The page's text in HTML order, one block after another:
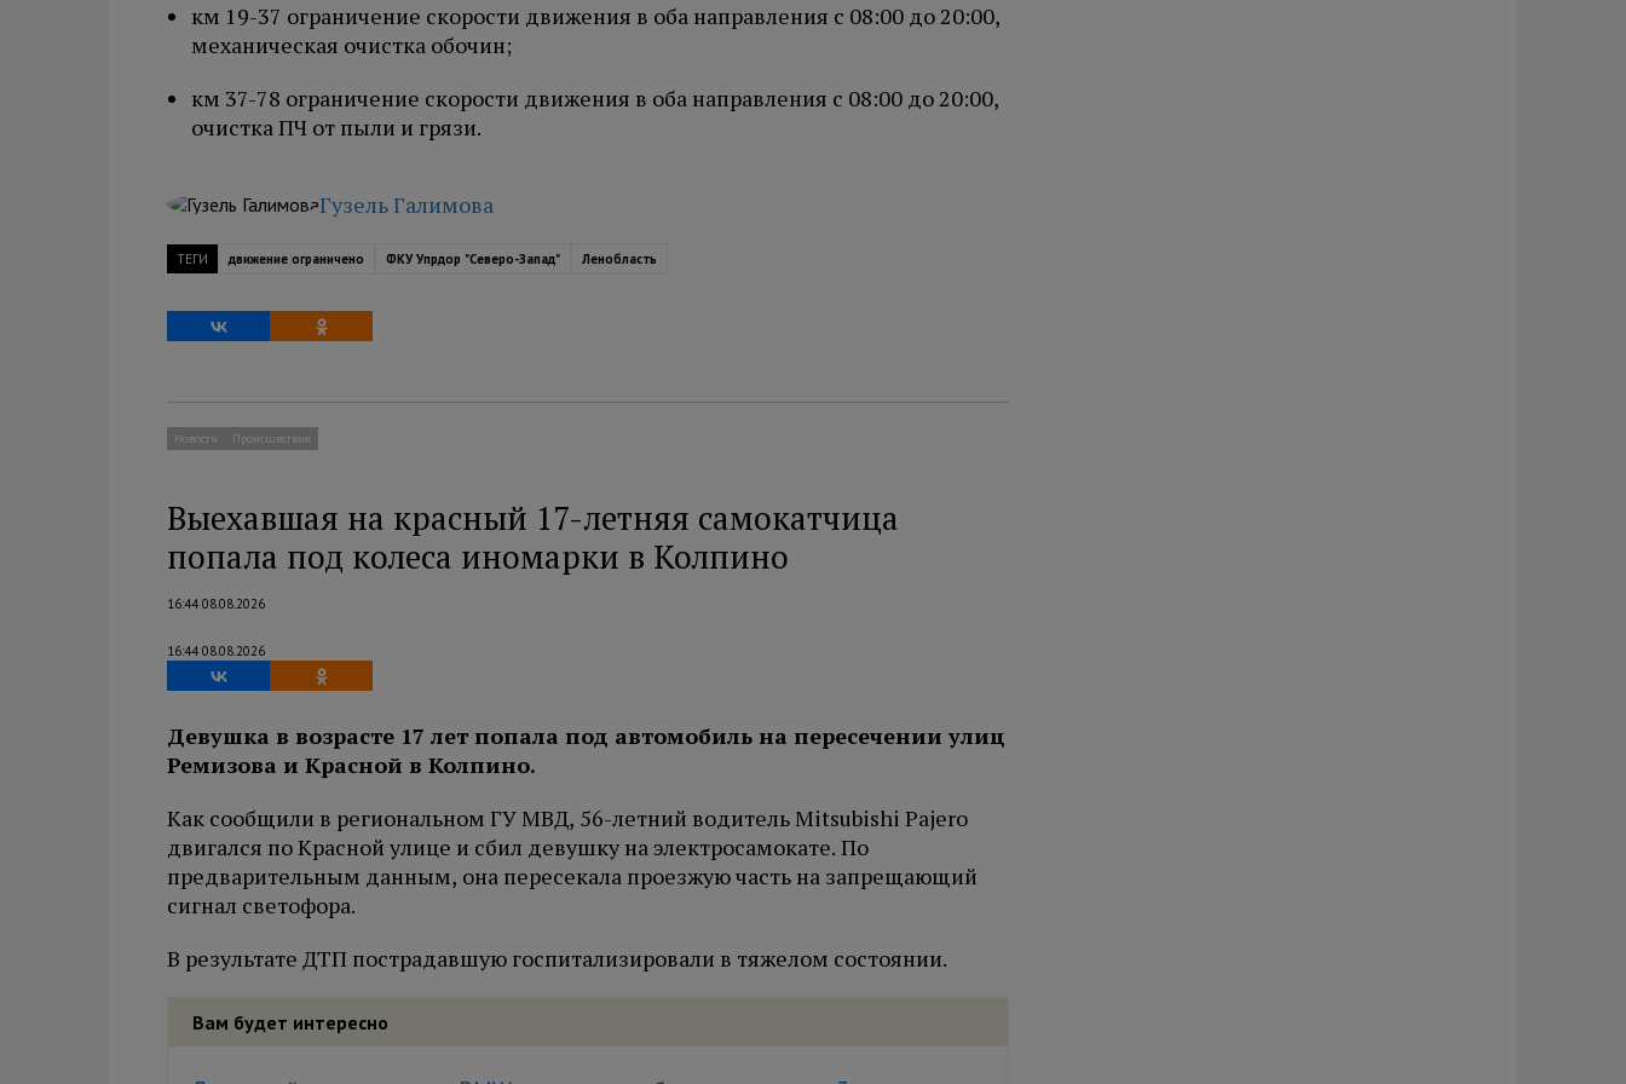
км 19-37 ограничение скорости движения в оба направления с 08:00 до 20:00,
механическая очистка обочин;
км 37-78 ограничение скорости движения в оба направления с 08:00 до 20:00,
очистка ПЧ от пыли и грязи.
Гузель Галимова
ТЕГИ движение ограничено ФКУ Упрдор "Северо-Запад" Ленобласть
Новости Происшествия
Выехавшая на красный 17-летняя самокатчица
попала под колеса иномарки в Колпино
16:44 08.08.2026
16:44 08.08.2026
Девушка в возрасте 17 лет попала под автомобиль на пересечении улиц
Ремизова и Красной в Колпино.
Как сообщили в региональном ГУ МВД, 56-летний водитель Mitsubishi Pajero
двигался по Красной улице и сбил девушку на электросамокате. По
предварительным данным, она пересекала проезжую часть на запрещающий
сигнал светофора.
В результате ДТП пострадавшую госпитализировали в тяжелом состоянии.
Вам будет интересно